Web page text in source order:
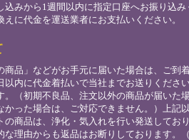
みから1週間以内に指定口座へお振り込み
に代金を運送業者にお支払いください。
商品」などがお手元に届いた場合は、ご到
内に代金着払いで当社までお送りくださ
。（初期不良品、注文以外の商品が届いた
かった場合は、ご対応できません。）上記
の商品は、浄化・気入れを行い発送してお
な理由からも返品はお断りしております。